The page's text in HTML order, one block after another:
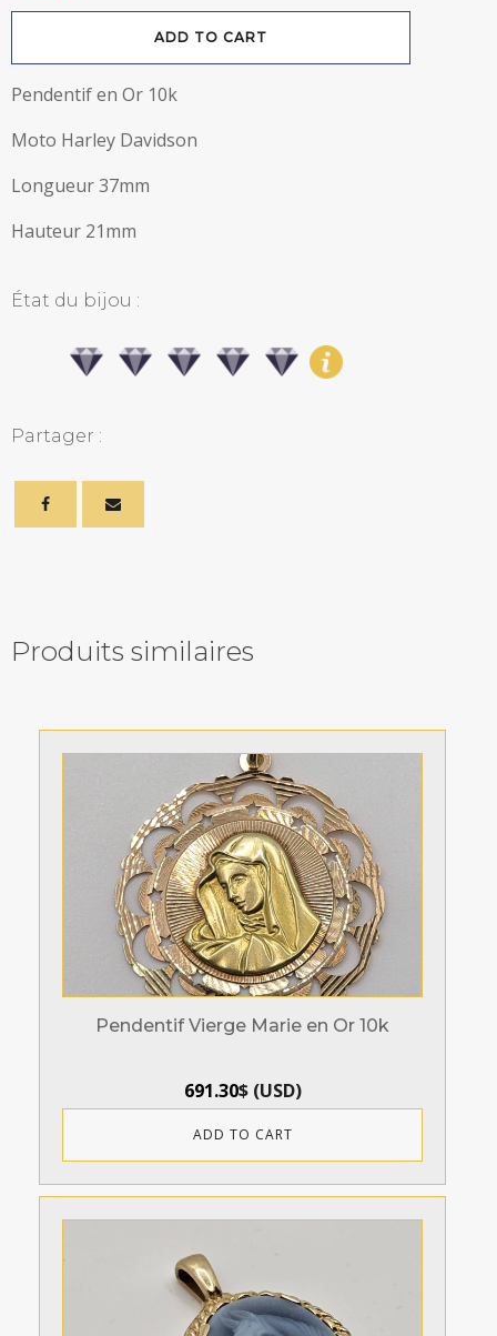
Davison
Or
10k
ADD TO CART
Pendentif en Or 10k
Moto Harley Davidson
Longueur 37mm
Hauteur 21mm
État du bijou :
Partager :
Produits similaires
Pendentif Vierge Marie en Or 10k
691.30$(USD)
ADD TO CART